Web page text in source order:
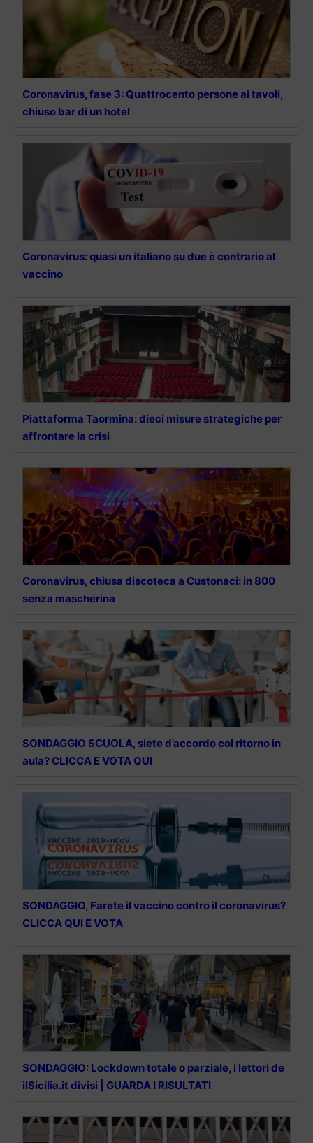
Coronavirus, fase 3: Quattrocento persone ai tavoli,
chiuso bar di un hotel
Coronavirus: quasi un italiano su due è contrario al
vaccino
Piattaforma Taormina: dieci misure strategiche per
affrontare la crisi
Coronavirus, chiusa discoteca a Custonaci: in 800
senza mascherina
SONDAGGIO SCUOLA, siete d’accordo col ritorno in
aula? CLICCA E VOTA QUI
SONDAGGIO, Farete il vaccino contro il coronavirus?
CLICCA QUI E VOTA
SONDAGGIO: Lockdown totale o parziale, i lettori de
ilSicilia.it divisi | GUARDA I RISULTATI